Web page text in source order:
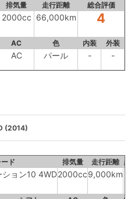
排気量 走行距離 総合評価
2000cc 66,000km 4
AC 色 内装 外装
AC パール - -
(2014)
ド 排気量 走行距離
ション10 4WD2000cc9,000km